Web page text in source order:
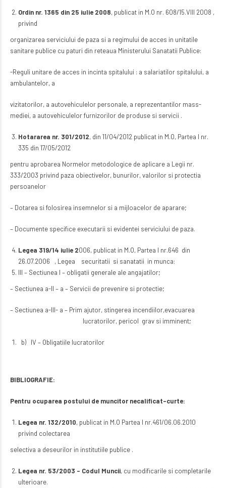
Ordin nr. 1365 din 25 iulie 2008, publicat in M.O nr. 608/15.VIII 2008 ,
privind
organizarea serviciului de paza si a regimului de acces in unitatile
sanitare publice cu paturi din reteaua Ministerului Sanatatii Publice:
-Reguli unitare de acces in incinta spitalului : a salariatilor spitalului, a
ambulantelor, a
vizitatorilor, a autovehiculelor personale, a reprezentantilor mass-
mediei, a autovehiculelor furnizorilor de produse si servicii .
Hotararea nr. 301/2012, din 11/04/2012 publicat in M.O, Partea I nr.
335 din 17/05/2012
pentru aprobarea Normelor metodologice de aplicare a Legii nr.
333/2003 privind paza obiectivelor, bunurilor, valorilor si protectia
persoanelor
– Dotarea si folosirea insemnelor si a mijloacelor de aparare;
– Documente specifice executarii si evidentei serviciului de paza.
Legea 319/14 iulie 2006, publicat in M.O, Partea I nr.646 din
26.07.2006 , Legea securitatii si sanatatii in munca:
III – Sectiunea I – obligatii generale ale angajatilor;
– Sectiunea a-II – a – Servicii de prevenire si protectie;
– Sectiunea a-III- a – Prim ajutor, stingerea incendiilor,evacuarea
lucratorilor, pericol grav si imminent;
b) IV – Obligatiile lucratorilor
BIBLIOGRAFIE:
Pentru ocuparea postului de muncitor necalificat-curte:
Legea nr. 132/2010, publicat in M.O Partea I nr.461/06.06.2010
privind colectarea
selectiva a deseurilor in institutiile publice .
Legea nr. 53/2003 – Codul Muncii, cu modificarile si completarile
ulterioare.